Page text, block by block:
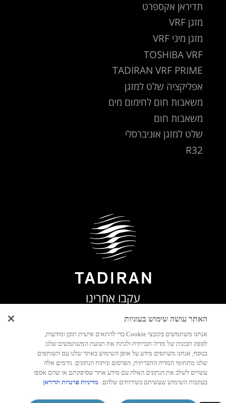
תדיראן אקספרט
מזגן VRF
מזגן מיני VRF
TOSHIBA VRF
TADIRAN VRF PRIME
אפליקציה שלט למזגן
משאבות חום לחימום מים
משאבות חום
שלט למזגן אוניברסלי
R32
עקבו אחרינו
האתר עושה שימוש בעוגיות
אנחנו משתמשים בקובצי Cookie כדי להתאים אישית תוכן ומודעות,
לספק תכונות של מדיה חברתית ולנתח את תנועת המשתמשים שלנו.
בנוסף, אנחנו משתפים מידע על אופן השימוש באתר שלנו עם השותפים
שלנו מתחומי המדיה החברתית, הפרסום וניתוח הנתונים. גורמים אלה
עשויים לשלב את הנתונים האלה עם מידע אחר שסיפקתם או שהם אספו
בעקבות השימוש שעשיתם בשירותים שלהם. מדיניות פרטיות תדיראן